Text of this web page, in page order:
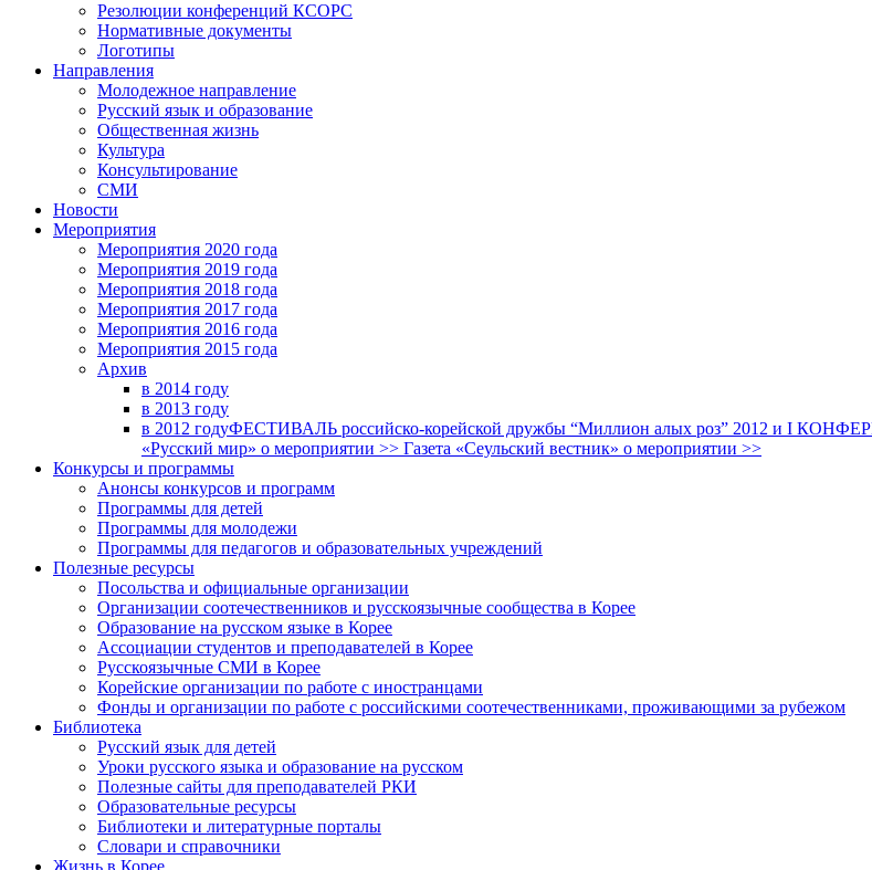
Резолюции конференций КСОРС
Нормативные документы
Логотипы
Направления
Молодежное направление
Русский язык и образование
Общественная жизнь
Культура
Консультирование
СМИ
Новости
Мероприятия
Мероприятия 2020 года
Мероприятия 2019 года
Мероприятия 2018 годa
Мероприятия 2017 года
Мероприятия 2016 года
Мероприятия 2015 года
Архив
в 2014 году
в 2013 году
в 2012 годуФЕСТИВАЛЬ российско-корейской дружбы “Миллион алых роз” 2012 и I
«Русский мир» о мероприятии >> Газета «Сеульский вестник» о мероприятии >>
Конкурсы и программы
Анонсы конкурсов и программ
Программы для детей
Программы для молодежи
Программы для педагогов и образовательных учреждений
Полезные ресурсы
Посольства и официальные организации
Организации соотечественников и русскоязычные сообщества в Корее
Образование на русском языке в Корее
Ассоциации студентов и преподавателей в Корее
Русскоязычные СМИ в Корее
Корейские организации по работе с иностранцами
Фонды и организации по работе с российскими соотечественниками, проживающими за рубежом
Библиотека
Русский язык для детей
Уроки русского языка и образование на русском
Полезные сайты для преподавателей РКИ
Образовательные ресурсы
Библиотеки и литературные порталы
Словари и справочники
Жизнь в Корее